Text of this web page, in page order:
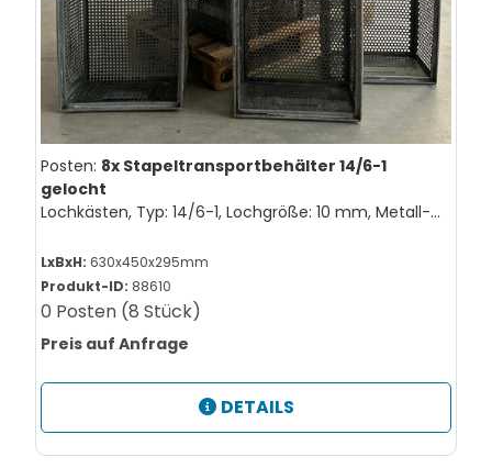
Posten: 8x Stapeltransportbehälter 14/6-1
gelocht
Lochkästen, Typ: 14/6-1, Lochgröße: 10 mm, Metall-
LxBxH: 630x450x295mm
Produkt-ID: 88610
0 Posten (8 Stück)
Preis auf Anfrage
DETAILS